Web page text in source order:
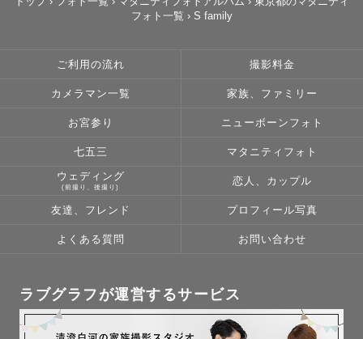
是非、ハレの日も何気ない日も
【撮影について】
「貴方の映画」をイメージしながら
オンライン、オフラインなどの事前打ち合わせも可能で
「こんな事したい」「こんな色味がいい」
また
「ポージング苦手」「笑うの苦手」
フォト一覧 › S family
ご利用の流れ 撮影料金
カメラマン一覧 家族、ファミリー
お宮参り ニューボーンフォト
七五三 マタニティフォト
ウェディング
(前撮り、後撮り)
恋人、カップル
友達、フレンド プロフィール写真
よくある質問 お問い合わせ
ラブグラフが運営するサービス